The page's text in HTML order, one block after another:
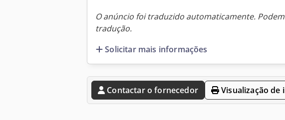
O anúncio foi traduzido automaticamente.
tradução.
Solicitar mais informações
Contactar o fornecedor Visualização de